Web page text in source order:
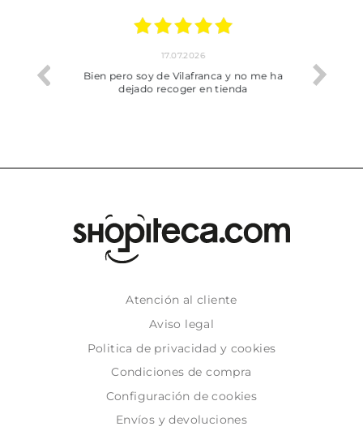
trobat
17.07.2026
Bien pero soy de Vilafranca y no me ha
dejado recoger en tienda
Atención al cliente
Aviso legal
Politica de privacidad y cookies
Condiciones de compra
Configuración de cookies
Envíos y devoluciones